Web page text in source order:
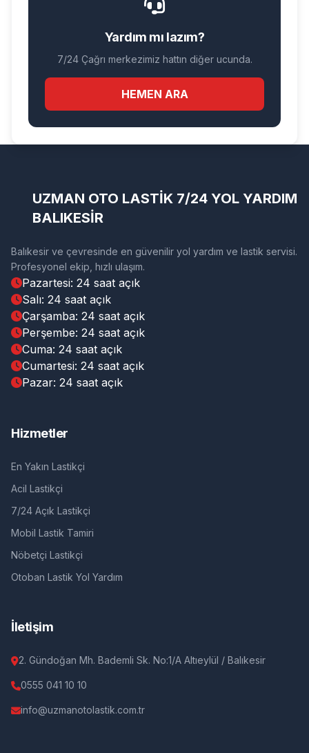
Yardım mı lazım?
7/24 Çağrı merkezimiz hattın diğer ucunda.
HEMEN ARA
UZMAN OTO LASTİK 7/24 YOL YARDIM
BALIKESİR
Balıkesir ve çevresinde en güvenilir yol yardım ve lastik servisi.
Profesyonel ekip, hızlı ulaşım.
Pazartesi: 24 saat açık
Salı: 24 saat açık
Çarşamba: 24 saat açık
Perşembe: 24 saat açık
Cuma: 24 saat açık
Cumartesi: 24 saat açık
Pazar: 24 saat açık
Hizmetler
En Yakın Lastikçi
Acil Lastikçi
7/24 Açık Lastikçi
Mobil Lastik Tamiri
Nöbetçi Lastikçi
Otoban Lastik Yol Yardım
İletişim
2. Gündoğan Mh. Bademli Sk. No:1/A Altıeylül / Balıkesir
0555 041 10 10
info@uzmanotolastik.com.tr